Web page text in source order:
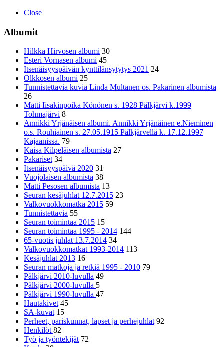
Close
Albumit
Hilkka Hirvosen albumi 30
Esteri Vornasen albumi 45
Itsenäisyyspäivän kynttilänsytytys 2021 24
Olkkosen albumi 25
Tunnistettavia kuvia Linda Multanen os. Pakarinen albumista
26
Matti Iisakinpoika Könönen s. 1928 Pälkjärvi k.1999
Tohmajärvi 8
Annikki Yrjänäisen albumi. Annikki Yrjänäinen e.Nieminen
o.s. Rouhiainen s. 27.05.1915 Pälkjärvellä k. 17.12.1997
Kajaanissa. 79
Kaisa Kilpeläisen albumista 27
Pakariset 34
Itsenäisyyspäivä 2020 31
Vuojolaisen albumista 38
Matti Pesosen albumista 13
Seuran kesäjuhlat 12.7.2015 23
Valkovuokkomatka 2015 59
Tunnistettavia 55
Seuran toimintaa 2015 15
Seuran toimintaa 1995 - 2014 144
65-vuotis juhlat 13.7.2014 34
Valkovuokkomatkat 1993-2014 113
Kesäjuhlat 2013 16
Seuran matkoja ja retkiä 1995 - 2010 79
Pälkjärvi 2010-luvulla 49
Pälkjärvi 2000-luvulla 5
Pälkjärvi 1990-luvulla 47
Hautakivet 45
SA-kuvat 15
Perheet, pariskunnat, lapset ja perhejuhlat 92
Henkilöt82
Työ ja työntekijät 72